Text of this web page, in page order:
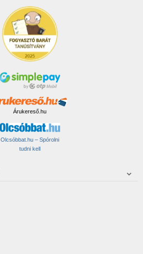
Árukereső.hu
Olcsóbbat.hu – Spórolni
tudni kell